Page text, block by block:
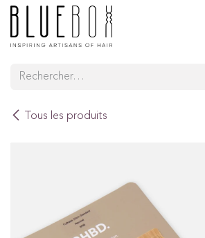
SE RENDRE AU CONTENU
Tous les produits